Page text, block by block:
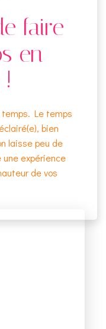
faire
en
temps. Le temps
bien
laisse peu de
une expérience
de vos